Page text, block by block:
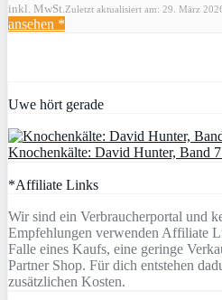
inkl. MwSt. Zuletzt aktualisiert am: 29. März
ansehen *
Uwe hört gerade
Knochenkälte: David Hunter, Band
*Affiliate Links
Wir sind ein Verbraucherportal und
Empfehlungen verwenden Affiliate
Falle eines Kaufs, eine geringe
Partner Shop. Für dich entstehen
zusätzlichen Kosten.